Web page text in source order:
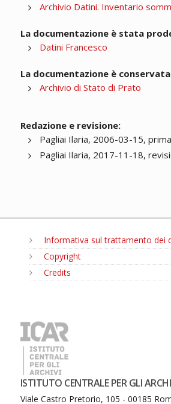
Archivio Datini. Inventario
La documentazione è stata
Datini Francesco
La documentazione è
Archivio di Stato di Prato
Redazione e revisione:
Pagliai Ilaria, 2006-03-15,
Pagliai Ilaria, 2017-11-18,
Informativa sul trattamento dei
Copyright
Credits
ISTITUTO CENTRALE PER GLI
Viale Castro Pretorio, 105 - 00185